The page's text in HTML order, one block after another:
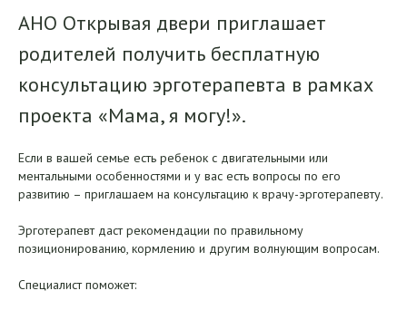
АНО Открывая двери приглашает
родителей получить бесплатную
консультацию эрготерапевта в рамках
проекта «Мама, я могу!».
Если в вашей семье есть ребенок с двигательными или
ментальными особенностями и у вас есть вопросы по его
развитию – приглашаем на консультацию к врачу-эрготерапевту.
Эрготерапевт даст рекомендации по правильному
позиционированию, кормлению и другим волнующим вопросам.
Специалист поможет: